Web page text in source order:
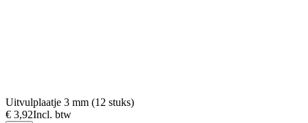
Uitvulplaatje 3 mm (12 stuks)
€ 3,92Incl. btw